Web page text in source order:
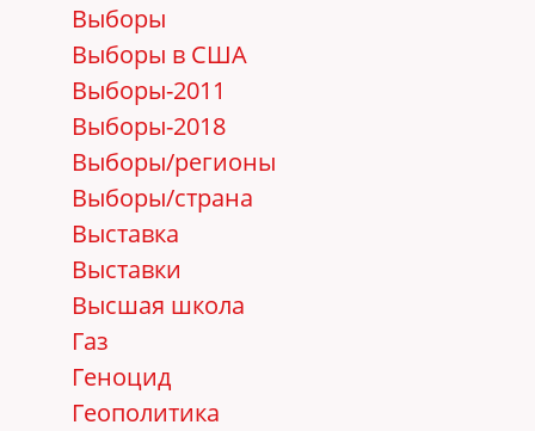
Выборы
Выборы в США
Выборы-2011
Выборы-2018
Выборы/регионы
Выборы/страна
Выставка
Выставки
Высшая школа
Газ
Геноцид
Геополитика